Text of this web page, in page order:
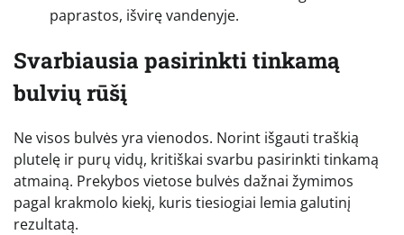
paprastos, išvirę vandenyje.
Svarbiausia pasirinkti tinkamą
bulvių rūšį
Ne visos bulvės yra vienodos. Norint išgauti traškią
plutelę ir purų vidų, kritiškai svarbu pasirinkti tinkamą
atmainą. Prekybos vietose bulvės dažnai žymimos
pagal krakmolo kiekį, kuris tiesiogiai lemia galutinį
rezultatą.